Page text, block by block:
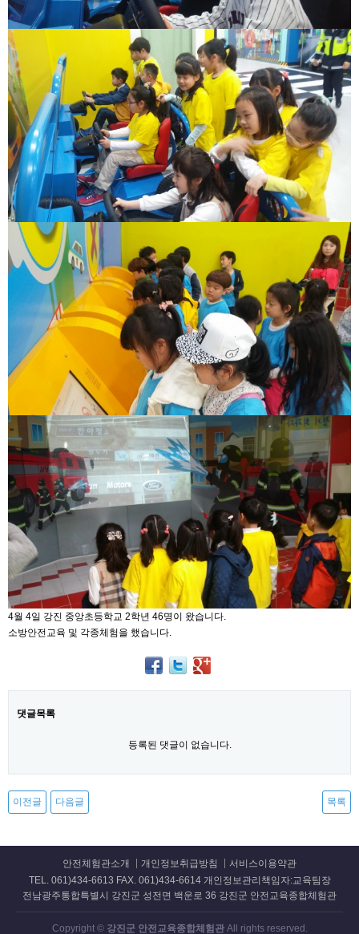
4월 4일 강진 중앙초등학교 2학년 46명이 왔습니다.
소방안전교육 및 각종체험을 했습니다.
댓글목록
등록된 댓글이 없습니다.
이전글 다음글 목록
안전체험관소개 개인정보취급방침
서비스이용약관
TEL. 061)434-6613 FAX. 061)434-6614 개인정보관리책임자:교육팀장
전남광주통합특별시 강진군 성전면 백운로 36 강진군 안전교육종합체험관
Copyright © 강진군 안전교육종합체험관All rights reserved.